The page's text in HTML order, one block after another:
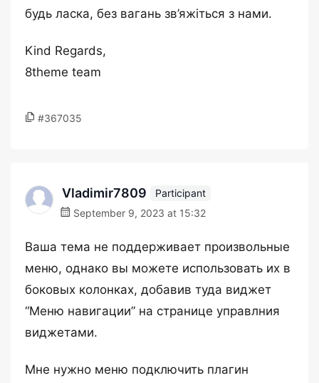
будь ласка, без вагань зв’яжіться з нами.
Kind Regards,
8theme team
#367035
Vladimir7809
Participant
September 9, 2023 at 15:32
Ваша тема не поддерживает произвольные
меню, однако вы можете использовать их в
боковых колонках, добавив туда виджет
“Меню навигации” на странице управлния
виджетами.
Мне нужно меню подключить плагин